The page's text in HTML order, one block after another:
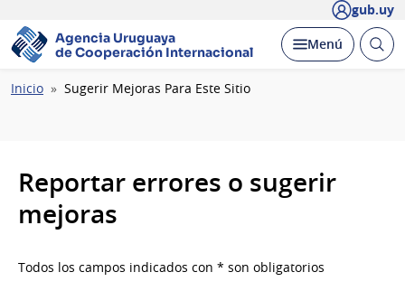
gub.uy
Agencia Uruguaya
de Cooperación Internacional
Desplegar
Menú Abrir
Ruta
Inicio Sugerir Mejoras Para Este Sitio
Reportar errores o sugerir
mejoras
Todos los campos indicados con * son obligatorios